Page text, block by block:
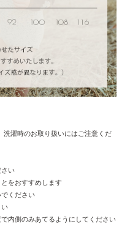
洗濯時のお取り扱いにはご注意くだ
さい
をおすすめします
ください
い
内側のみあてるようにしてください